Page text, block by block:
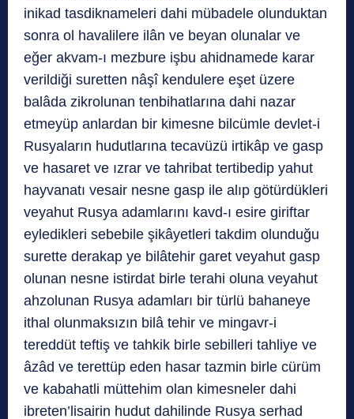
inikad tasdiknameleri dahi mübadele olunduktan
sonra ol havalilere ilân ve beyan olunalar ve
eğer akvam-ı mezbure işbu ahidnamede karar
verildiği suretten nâşî kendulere eşet üzere
balâda zikrolunan tenbihatlarına dahi nazar
etmeyüp anlardan bir kimesne bilcümle devlet-i
Rusyaların hudutlarına tecavüzü irtikâp ve gasp
ve hasaret ve ızrar ve tahribat tertibedip yahut
hayvanatı vesair nesne gasp ile alıp götürdükleri
veyahut Rusya adamlarını kavd-ı esire giriftar
eyledikleri sebebile şikâyetleri takdim olunduğu
surette derakap ye bilâtehir garet veyahut gasp
olunan nesne istirdat birle terahi oluna veyahut
ahzolunan Rusya adamları bir türlü bahaneye
ithal olunmaksızın bilâ tehir ve mingavr-i
tereddüt teftiş ve tahkik birle sebilleri tahliye ve
âzâd ve terettüp eden hasar tazmin birle cürüm
ve kabahatli müttehim olan kimesneler dahi
ibreten’lisairin hudut dahilinde Rusya serhad